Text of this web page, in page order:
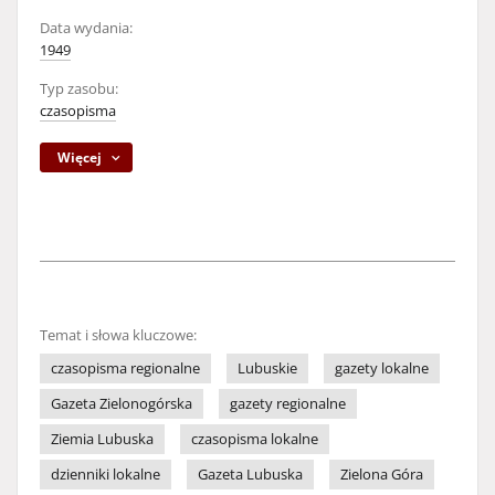
Data wydania:
1949
Typ zasobu:
czasopisma
Więcej
Temat i słowa kluczowe:
czasopisma regionalne
Lubuskie
gazety lokalne
Gazeta Zielonogórska
gazety regionalne
Ziemia Lubuska
czasopisma lokalne
dzienniki lokalne
Gazeta Lubuska
Zielona Góra